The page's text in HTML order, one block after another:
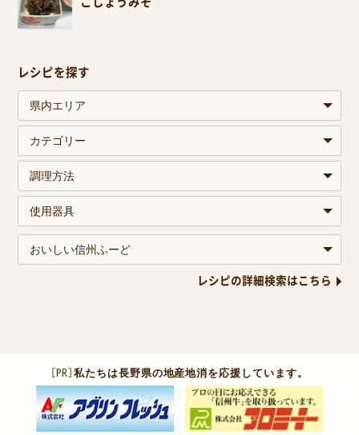
レシピを探す
レシピの詳細検索はこちら
［PR］私たちは長野県の地産地消を応援しています。